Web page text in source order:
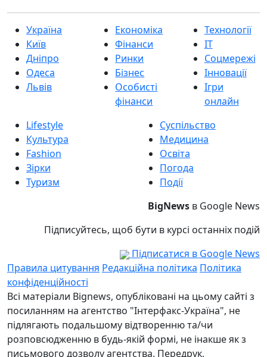
Україна
Київ
Дніпро
Одеса
Львів
Економіка
Фінанси
Ринки
Бізнес
Особисті
фінанси
Технології
IT
Соцмережі
Інновації
Ігри
онлайн
Lifestyle
Культура
Fashion
Зірки
Туризм
Суспільство
Медицина
Освіта
Погода
Події
BigNews в Google News
Підписуйтесь, щоб бути в курсі останніх подій
Підписатися в Google News
Правила цитування Редакційна політика Політика
конфіденційності
Всі матеріали Bignews, опубліковані на цьому сайті з
посиланням на агентство "Інтерфакс-Україна", не
підлягають подальшому відтворенню та/чи
розповсюдженню в будь-якій формі, не інакше як з
письмового дозволу агентства. Передрук,